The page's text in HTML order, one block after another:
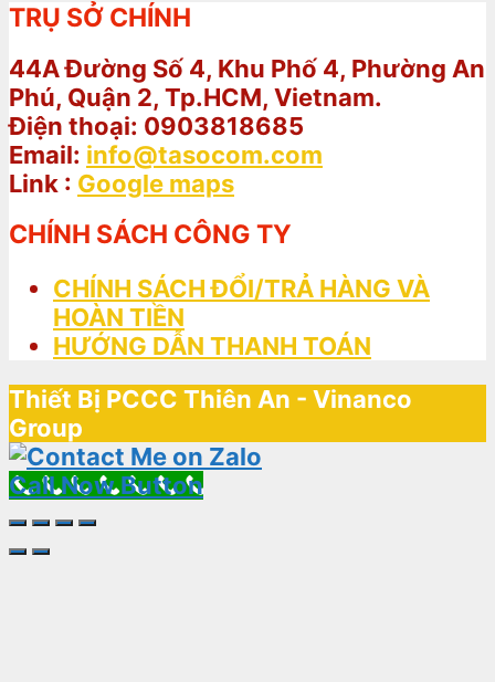
TRỤ SỞ CHÍNH
44A Đường Số 4, Khu Phố 4, Phường An
Phú, Quận 2, Tp.HCM, Vietnam.
Điện thoại: 0903818685
Email: info@tasocom.com
Link : Google maps
CHÍNH SÁCH CÔNG TY
CHÍNH SÁCH ĐỔI/TRẢ HÀNG VÀ
HOÀN TIỀN
HƯỚNG DẪN THANH TOÁN
Thiết Bị PCCC Thiên An - Vinanco
Group
Call Now Button